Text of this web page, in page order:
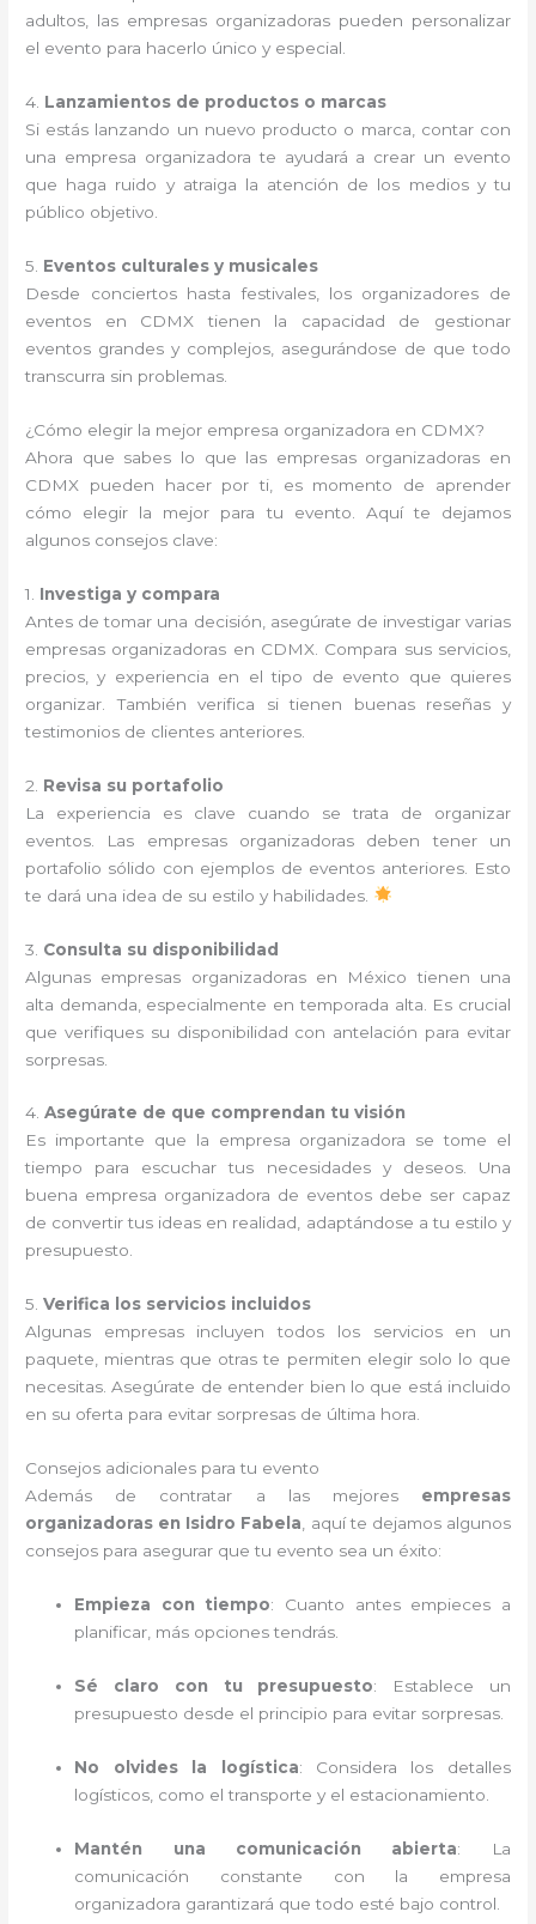
adultos, las empresas organizadoras pueden personalizar
el evento para hacerlo único y especial.
4. Lanzamientos de productos o marcas
Si estás lanzando un nuevo producto o marca, contar con
una empresa organizadora te ayudará a crear un evento
que haga ruido y atraiga la atención de los medios y tu
público objetivo.
5. Eventos culturales y musicales
Desde conciertos hasta festivales, los organizadores de
eventos en CDMX tienen la capacidad de gestionar
eventos grandes y complejos, asegurándose de que todo
transcurra sin problemas.
¿Cómo elegir la mejor empresa organizadora en CDMX?
Ahora que sabes lo que las empresas organizadoras en
CDMX pueden hacer por ti, es momento de aprender
cómo elegir la mejor para tu evento. Aquí te dejamos
algunos consejos clave:
1. Investiga y compara
Antes de tomar una decisión, asegúrate de investigar varias
empresas organizadoras en CDMX. Compara sus servicios,
precios, y experiencia en el tipo de evento que quieres
organizar. También verifica si tienen buenas reseñas y
testimonios de clientes anteriores.
2. Revisa su portafolio
La experiencia es clave cuando se trata de organizar
eventos. Las empresas organizadoras deben tener un
portafolio sólido con ejemplos de eventos anteriores. Esto
te dará una idea de su estilo y habilidades.
3. Consulta su disponibilidad
Algunas empresas organizadoras en México tienen una
alta demanda, especialmente en temporada alta. Es crucial
que verifiques su disponibilidad con antelación para evitar
sorpresas.
4.Asegúrate de que comprendan tu visión
Es importante que la empresa organizadora se tome el
tiempo para escuchar tus necesidades y deseos. Una
buena empresa organizadora de eventos debe ser capaz
de convertir tus ideas en realidad, adaptándose a tu estilo y
presupuesto.
5.Verifica los servicios incluidos
Algunas empresas incluyen todos los servicios en un
paquete, mientras que otras te permiten elegir solo lo que
necesitas. Asegúrate de entender bien lo que está incluido
en su oferta para evitar sorpresas de última hora.
Consejos adicionales para tu evento
Además de contratar a las mejores empresas
organizadoras en Isidro Fabela , aquí te dejamos algunos
consejos para asegurar que tu evento sea un éxito:
Empieza con tiempo: Cuanto antes empieces a
planificar, más opciones tendrás.
Sé claro con tu presupuesto: Establece un
presupuesto desde el principio para evitar sorpresas.
No olvides la logística: Considera los detalles
logísticos, como el transporte y el estacionamiento.
Mantén una comunicación abierta: La
comunicación constante con la empresa
organizadora garantizará que todo esté bajo control.